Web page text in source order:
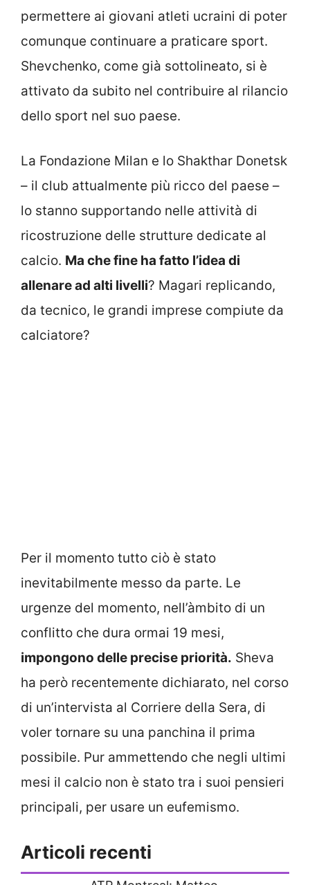
permettere ai giovani atleti ucraini di poter
comunque continuare a praticare sport.
Shevchenko, come già sottolineato, si è
attivato da subito nel contribuire al rilancio
dello sport nel suo paese.
La Fondazione Milan e lo Shakthar Donetsk
– il club attualmente più ricco del paese –
lo stanno supportando nelle attività di
ricostruzione delle strutture dedicate al
calcio. Ma che fine ha fatto l’idea di
allenare ad alti livelli? Magari replicando,
da tecnico, le grandi imprese compiute da
calciatore?
Per il momento tutto ciò è stato
inevitabilmente messo da parte. Le
urgenze del momento, nell’àmbito di un
conflitto che dura ormai 19 mesi,
impongono delle precise priorità. Sheva
ha però recentemente dichiarato, nel corso
di un’intervista al Corriere della Sera, di
voler tornare su una panchina il prima
possibile. Pur ammettendo che negli ultimi
mesi il calcio non è stato tra i suoi pensieri
principali, per usare un eufemismo.
Articoli recenti